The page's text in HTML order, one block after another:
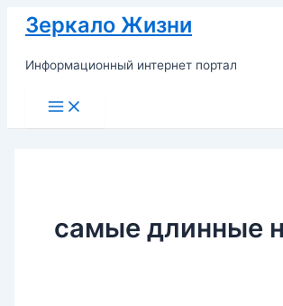
Перейти
содержимому
Зеркало Жизни
Информационный интернет портал
Main
Menu
самые длинные